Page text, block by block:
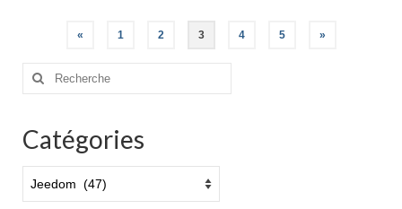
Pagination
des
publications
« 1 2 3 4 5 »
Rechercher
Catégories